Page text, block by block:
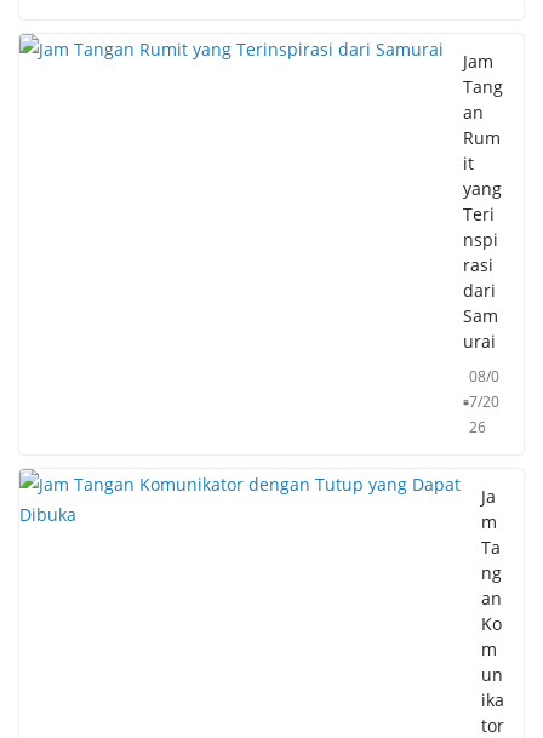
Jam
Tang
an
Rum
it
yang
Teri
nspi
rasi
dari
Sam
urai
08/0
7/20
26
Ja
m
Ta
ng
an
Ko
m
un
ika
tor